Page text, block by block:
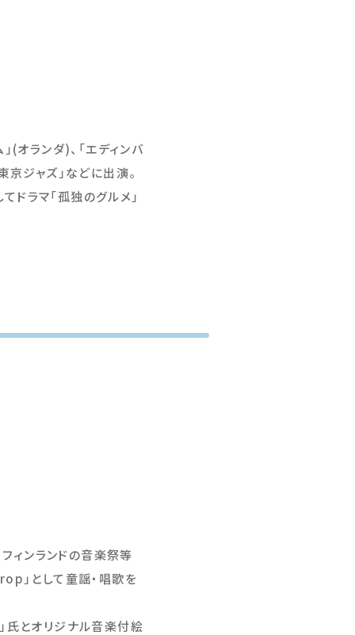
(オランダ)、「エディンバ
京ジャズ」などに出演。
ドラマ「孤独のグルメ」
ィンランドの音楽祭等
」として童謡・唱歌を
氏とオリジナル音楽付絵